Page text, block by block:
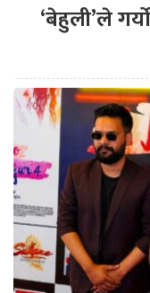
‘बेहुली’ले